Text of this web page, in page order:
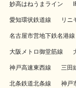
妙高はねうまライン
愛知環状鉄道線 リニ
名古屋市営地下鉄名港線
大阪メトロ御堂筋線
神戸高速東西線 三田
北条鉄道北条線 神戸